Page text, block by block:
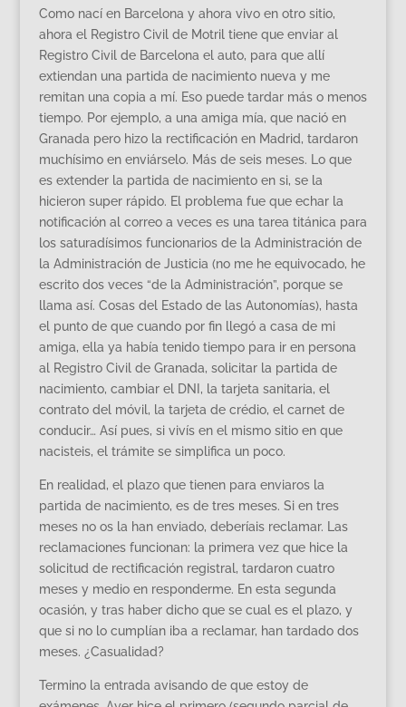
Como nací en Barcelona y ahora vivo en otro sitio,
ahora el Registro Civil de Motril tiene que enviar al
Registro Civil de Barcelona el auto, para que allí
extiendan una partida de nacimiento nueva y me
remitan una copia a mí. Eso puede tardar más o menos
tiempo. Por ejemplo, a una amiga mía, que nació en
Granada pero hizo la rectificación en Madrid, tardaron
muchísimo en enviárselo. Más de seis meses. Lo que
es extender la partida de nacimiento en si, se la
hicieron super rápido. El problema fue que echar la
notificación al correo a veces es una tarea titánica para
los saturadísimos funcionarios de la Administración de
la Administración de Justicia (no me he equivocado, he
escrito dos veces “de la Administración”, porque se
llama así. Cosas del Estado de las Autonomías), hasta
el punto de que cuando por fin llegó a casa de mi
amiga, ella ya había tenido tiempo para ir en persona
al Registro Civil de Granada, solicitar la partida de
nacimiento, cambiar el DNI, la tarjeta sanitaria, el
contrato del móvil, la tarjeta de crédio, el carnet de
conducir… Así pues, si vivís en el mismo sitio en que
nacisteis, el trámite se simplifica un poco.
En realidad, el plazo que tienen para enviaros la
partida de nacimiento, es de tres meses. Si en tres
meses no os la han enviado, deberíais reclamar. Las
reclamaciones funcionan: la primera vez que hice la
solicitud de rectificación registral, tardaron cuatro
meses y medio en responderme. En esta segunda
ocasión, y tras haber dicho que se cual es el plazo, y
que si no lo cumplían iba a reclamar, han tardado dos
meses. ¿Casualidad?
Termino la entrada avisando de que estoy de